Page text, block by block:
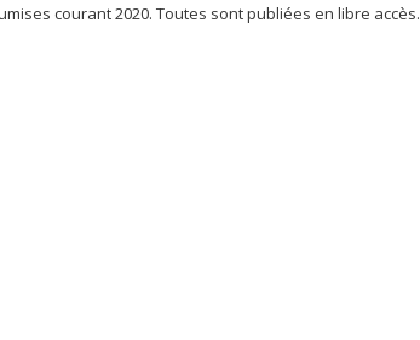
courant 2020. Toutes sont publiées en libre accès.